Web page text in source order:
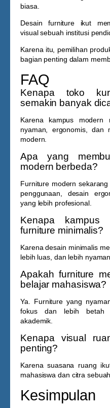
biasa.
Desain furniture ikut
visual sebuah institusi
Karena itu, pemilihan
bagian penting dalam
FAQ
Kenapa toko
semakin banyak
Karena kampus modern
nyaman, ergonomis, dan
modern.
Apa yang
modern berbeda?
Furniture modern
penggunaan, desain
yang lebih profesional.
Kenapa kampus
furniture minimalis?
Karena desain minimalis
lebih luas, dan lebih
Apakah furniture
belajar mahasiswa?
Ya. Furniture yang
fokus dan lebih betah
akademik.
Kenapa visual
penting?
Karena suasana ruang
mahasiswa dan citra
Kesimpulan